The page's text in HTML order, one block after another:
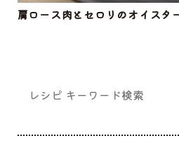
肩ロース肉とセロリのオイスタ